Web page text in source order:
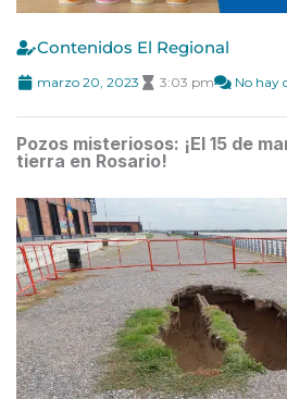
Contenidos El Regional
marzo 20, 2023 3:03 pm No hay
Pozos misteriosos: ¡El 15 de
tierra en Rosario!